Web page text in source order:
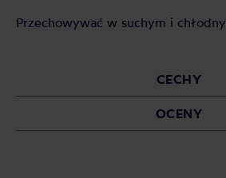
Przechowywać w suchym i
CECHY
OCENY